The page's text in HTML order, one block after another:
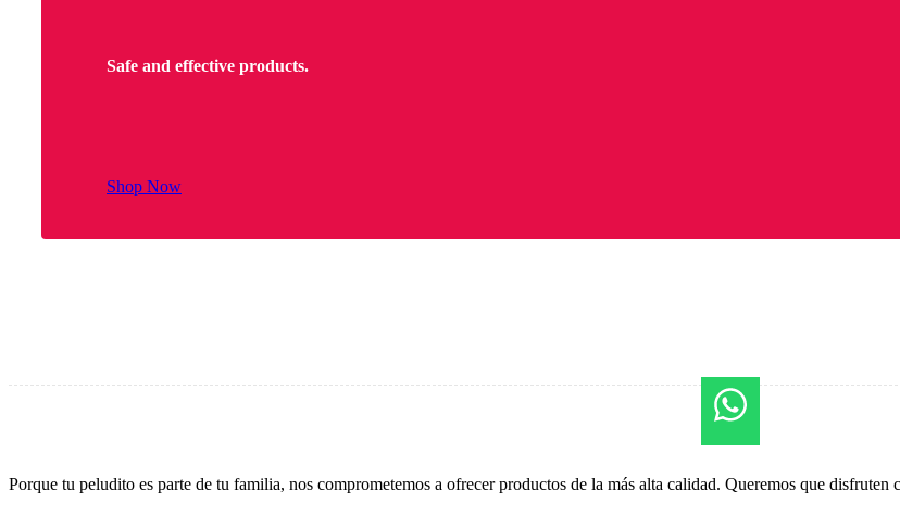
Safe and effective products.
Shop Now
Porque tu peludito es parte de tu familia, nos comprometemos a ofrecer productos de la más alta calidad. Queremos que